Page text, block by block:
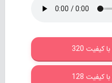
کیفیت 320
کیفیت 128